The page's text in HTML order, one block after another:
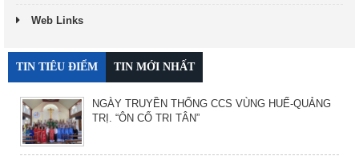
Web Links
TIN TIÊU ĐIỂM TIN MỚI NHẤT
NGÀY TRUYỀN THỐNG CCS VÙNG HUẾ-QUẢNG
TRỊ. “ÔN CỐ TRI TÂN”